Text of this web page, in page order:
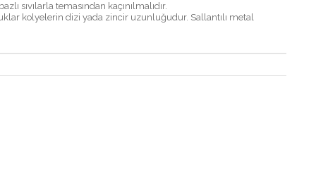
sıvılarla temasından kaçınılmalıdır.
kolyelerin dizi yada zincir uzunluğudur. Sallantılı metal